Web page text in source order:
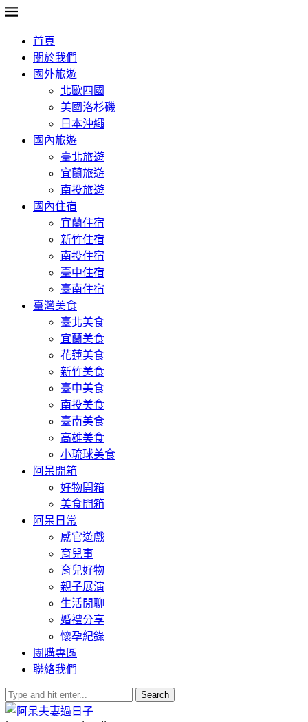
首頁
關於我們
國外旅遊
北歐四國
美國洛杉磯
日本沖繩
國內旅遊
臺北旅遊
宜蘭旅遊
南投旅遊
國內住宿
宜蘭住宿
新竹住宿
南投住宿
臺中住宿
臺南住宿
臺灣美食
臺北美食
宜蘭美食
花蓮美食
新竹美食
臺中美食
南投美食
臺南美食
高雄美食
小琉球美食
阿呆開箱
好物開箱
美食開箱
阿呆日常
感官遊戲
育兒事
育兒好物
親子展演
生活閒聊
婚禮分享
懷孕紀錄
團購專區
聯絡我們
Search